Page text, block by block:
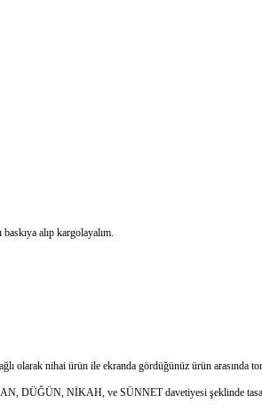
alıp kargolayalım.
nihai ürün ile ekranda gördüğünüz ürün arasında
DÜĞÜN, NİKAH, ve SÜNNET davetiyesi şeklinde